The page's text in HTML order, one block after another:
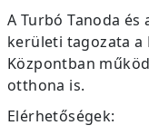
A Turbó Tanoda és
kerületi tagozata a
Központban
otthona is.
Elérhetőségek: